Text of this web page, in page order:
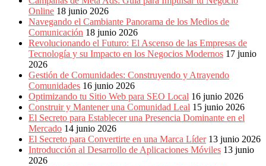
Online 18 junio 2026
Navegando el Cambiante Panorama de los Medios de
Comunicación 18 junio 2026
Revolucionando el Futuro: El Ascenso de las Empresas de
Tecnología y su Impacto en los Negocios Modernos 17 junio
2026
Gestión de Comunidades: Construyendo y Atrayendo
Comunidades 16 junio 2026
Optimizando tu Sitio Web para SEO Local 16 junio 2026
Construir y Mantener una Comunidad Leal 15 junio 2026
El Secreto para Establecer una Presencia Dominante en el
Mercado 14 junio 2026
El Secreto para Convertirte en una Marca Líder 13 junio 2026
Introducción al Desarrollo de Aplicaciones Móviles 13 junio
2026